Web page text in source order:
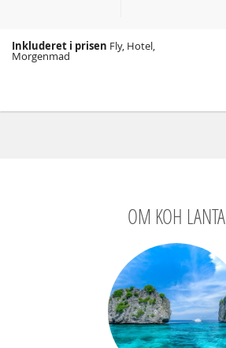
Inkluderet i prisen Fly, Hotel,
Morgenmad
OM KOH LANTA